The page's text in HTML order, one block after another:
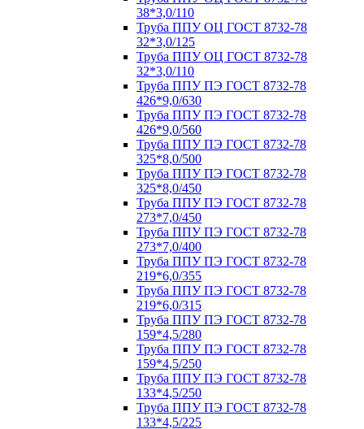
38*3,0/110
Труба ППУ ОЦ ГОСТ 8732-78
32*3,0/125
Труба ППУ ОЦ ГОСТ 8732-78
32*3,0/110
Труба ППУ ПЭ ГОСТ 8732-78
426*9,0/630
Труба ППУ ПЭ ГОСТ 8732-78
426*9,0/560
Труба ППУ ПЭ ГОСТ 8732-78
325*8,0/500
Труба ППУ ПЭ ГОСТ 8732-78
325*8,0/450
Труба ППУ ПЭ ГОСТ 8732-78
273*7,0/450
Труба ППУ ПЭ ГОСТ 8732-78
273*7,0/400
Труба ППУ ПЭ ГОСТ 8732-78
219*6,0/355
Труба ППУ ПЭ ГОСТ 8732-78
219*6,0/315
Труба ППУ ПЭ ГОСТ 8732-78
159*4,5/280
Труба ППУ ПЭ ГОСТ 8732-78
159*4,5/250
Труба ППУ ПЭ ГОСТ 8732-78
133*4,5/250
Труба ППУ ПЭ ГОСТ 8732-78
133*4,5/225